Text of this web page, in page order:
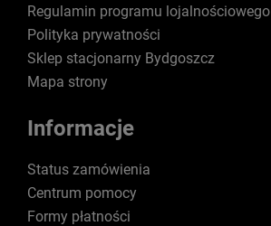
Regulamin programu lojalnościowego
Polityka prywatności
Sklep stacjonarny Bydgoszcz
Mapa strony
Informacje
Status zamówienia
Centrum pomocy
Formy płatności